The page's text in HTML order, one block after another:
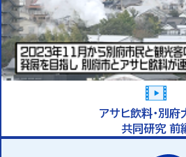
アサヒ飲料・別府
共同研究 前